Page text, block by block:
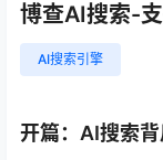
博查AI搜索-
AI搜索引擎
开篇：AI搜索